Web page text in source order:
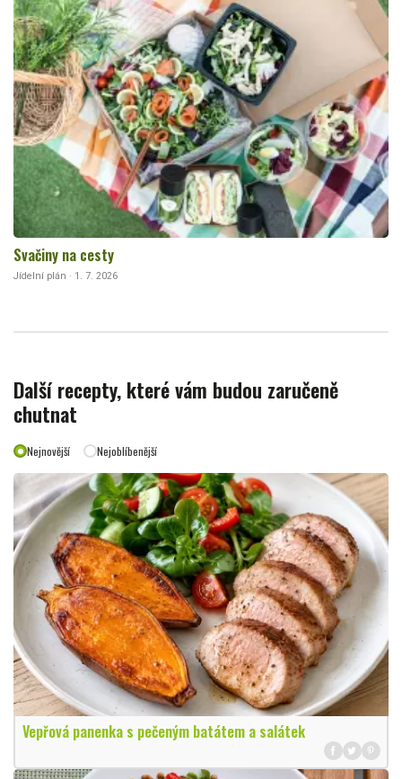
Svačiny na cesty
Jídelní plán · 1. 7. 2026
Další recepty, které vám budou zaručeně
chutnat
Nejnovější Nejoblíbenější
Vepřová panenka s pečeným batátem a salátek